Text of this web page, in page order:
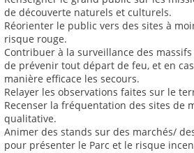
de découverte naturels et culturels.
Réorienter le public vers des sites à
risque rouge.
Contribuer à la surveillance des
de prévenir tout départ de feu, et en
manière efficace les secours.
Relayer les observations faites sur le
Recenser la fréquentation des sites de
qualitative.
Animer des stands sur des marchés/
pour présenter le Parc et le risque